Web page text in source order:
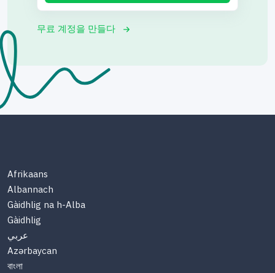
무료 계정을 만들다
Afrikaans
Albannach
Gàidhlig na h-Alba
Gàidhlig
عربي
Azərbaycan
বাংলা